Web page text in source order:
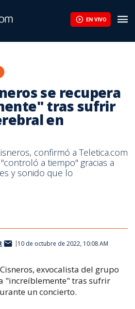
EN VIVO
se recupera
tras sufrir
en
confirmó a Teletica.com
a tiempo" gracias a
y sonido que lo
10 de octubre de 2022, 10:08 AM
exvocalista del grupo
"increíblemente" tras sufrir
un concierto.